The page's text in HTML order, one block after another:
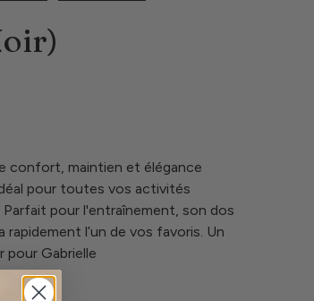
confort, maintien et élégance
pour toutes vos activités
pour l'entraînement, son dos
rapidement l’un de vos favoris. Un
Gabrielle